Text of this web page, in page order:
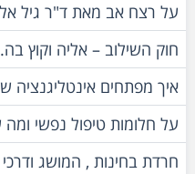
על רצח אב מאת ד"ר גיל
חוק השילוב – אליה וקוץ
איך מפתחים אינטליגנציה
על חלומות טיפול נפשי ומה
חרדת בחינות , המושג